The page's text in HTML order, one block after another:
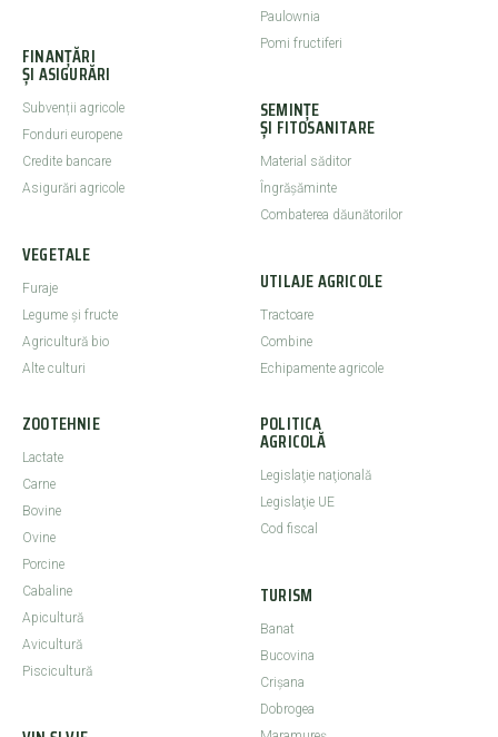
FINANȚĂRI
ȘI ASIGURĂRI
Subvenții agricole
Fonduri europene
Credite bancare
Asigurări agricole
VEGETALE
Furaje
Legume şi fructe
Agricultură bio
Alte culturi
Paulownia
Pomi fructiferi
SEMINȚE
ȘI FITOSANITARE
Material săditor
Îngrășăminte
Combaterea dăunătorilor
UTILAJE AGRICOLE
Tractoare
Combine
Echipamente agricole
ZOOTEHNIE
Lactate
Carne
Bovine
Ovine
Porcine
Cabaline
Apicultură
Avicultură
Piscicultură
POLITICA
AGRICOLĂ
Legislaţie naţională
Legislaţie UE
Cod fiscal
TURISM
Banat
Bucovina
Crişana
Dobrogea